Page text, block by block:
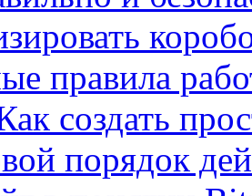
правила
создать
порядок